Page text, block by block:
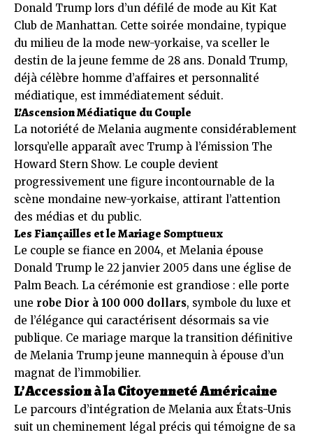
Donald Trump lors d’un défilé de mode au Kit Kat
Club de Manhattan. Cette soirée mondaine, typique
du milieu de la mode new-yorkaise, va sceller le
destin de la jeune femme de 28 ans. Donald Trump,
déjà célèbre homme d’affaires et personnalité
médiatique, est immédiatement séduit.
L’Ascension Médiatique du Couple
La notoriété de Melania augmente considérablement
lorsqu’elle apparaît avec Trump à l’émission The
Howard Stern Show. Le couple devient
progressivement une figure incontournable de la
scène mondaine new-yorkaise, attirant l’attention
des médias et du public.
Les Fiançailles et le Mariage Somptueux
Le couple se fiance en 2004, et Melania épouse
Donald Trump le 22 janvier 2005 dans une église de
Palm Beach. La cérémonie est grandiose : elle porte
une robe Dior à 100 000 dollars, symbole du luxe et
de l’élégance qui caractérisent désormais sa vie
publique. Ce mariage marque la transition définitive
de Melania Trump jeune mannequin à épouse d’un
magnat de l’immobilier.
L’Accession à la Citoyenneté Américaine
Le parcours d’intégration de Melania aux États-Unis
suit un cheminement légal précis qui témoigne de sa